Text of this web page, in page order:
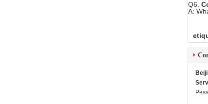
Q6.
A: